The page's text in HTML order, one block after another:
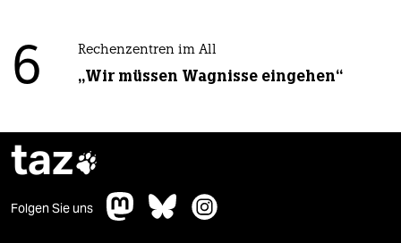
6 Rechenzentren im All
„Wir müssen Wagnisse eingehen“
taz
Folgen Sie uns